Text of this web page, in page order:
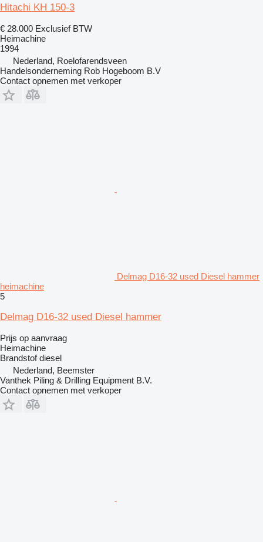
Hitachi KH 150-3
€ 28.000 Exclusief BTW
Heimachine
1994
Nederland, Roelofarendsveen
Handelsonderneming Rob Hogeboom B.V
Contact opnemen met verkoper
Delmag D16-32 used Diesel hammer
heimachine
5
Delmag D16-32 used Diesel hammer
Prijs op aanvraag
Heimachine
Brandstof diesel
Nederland, Beemster
Vanthek Piling & Drilling Equipment B.V.
Contact opnemen met verkoper